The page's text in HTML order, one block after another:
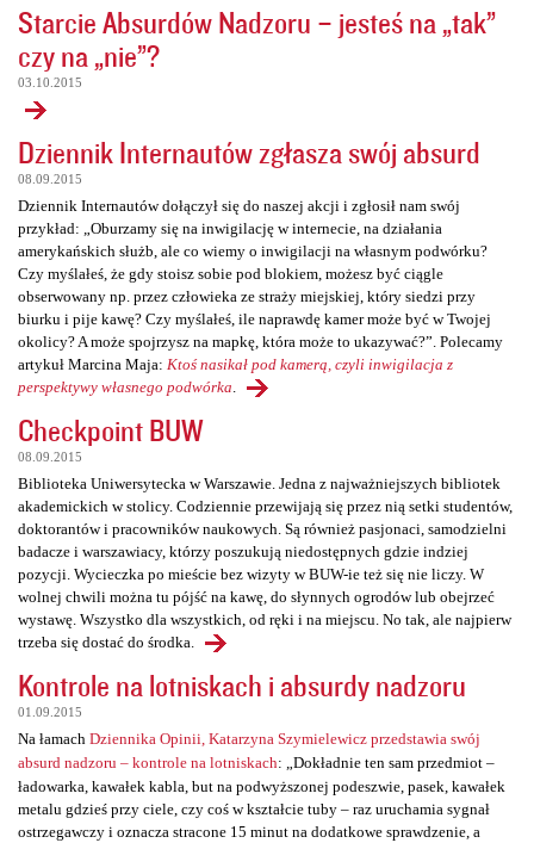
Starcie Absurdów Nadzoru – jesteś na „tak”
czy na „nie”?
03.10.2015
Dziennik Internautów zgłasza swój absurd
08.09.2015
Dziennik Internautów dołączył się do naszej akcji i zgłosił nam swój
przykład: „Oburzamy się na inwigilację w internecie, na działania
amerykańskich służb, ale co wiemy o inwigilacji na własnym podwórku?
Czy myślałeś, że gdy stoisz sobie pod blokiem, możesz być ciągle
obserwowany np. przez człowieka ze straży miejskiej, który siedzi przy
biurku i pije kawę? Czy myślałeś, ile naprawdę kamer może być w Twojej
okolicy? A może spojrzysz na mapkę, która może to ukazywać?”. Polecamy
artykuł Marcina Maja: Ktoś nasikał pod kamerą, czyli inwigilacja z
perspektywy własnego podwórka
Checkpoint BUW
08.09.2015
Biblioteka Uniwersytecka w Warszawie. Jedna z najważniejszych bibliotek
akademickich w stolicy. Codziennie przewijają się przez nią setki studentów,
doktorantów i pracowników naukowych. Są również pasjonaci, samodzielni
badacze i warszawiacy, którzy poszukują niedostępnych gdzie indziej
pozycji. Wycieczka po mieście bez wizyty w BUW-ie też się nie liczy. W
wolnej chwili można tu pójść na kawę, do słynnych ogrodów lub obejrzeć
wystawę. Wszystko dla wszystkich, od ręki i na miejscu. No tak, ale najpierw
trzeba się dostać do środka.
Kontrole na lotniskach i absurdy nadzoru
01.09.2015
Na łamach Dziennika Opinii, Katarzyna Szymielewicz przedstawia swój
absurd nadzoru – kontrole na lotniskach: „Dokładnie ten sam przedmiot –
ładowarka, kawałek kabla, but na podwyższonej podeszwie, pasek, kawałek
metalu gdzieś przy ciele, czy coś w kształcie tuby – raz uruchamia sygnał
ostrzegawczy i oznacza stracone 15 minut na dodatkowe sprawdzenie, a